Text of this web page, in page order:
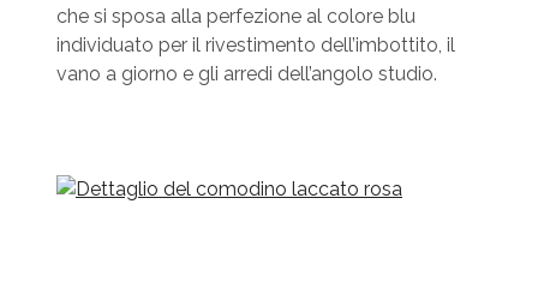
che si sposa alla perfezione al colore blu
individuato per il rivestimento dell’imbottito, il
vano a giorno e gli arredi dell’angolo studio.